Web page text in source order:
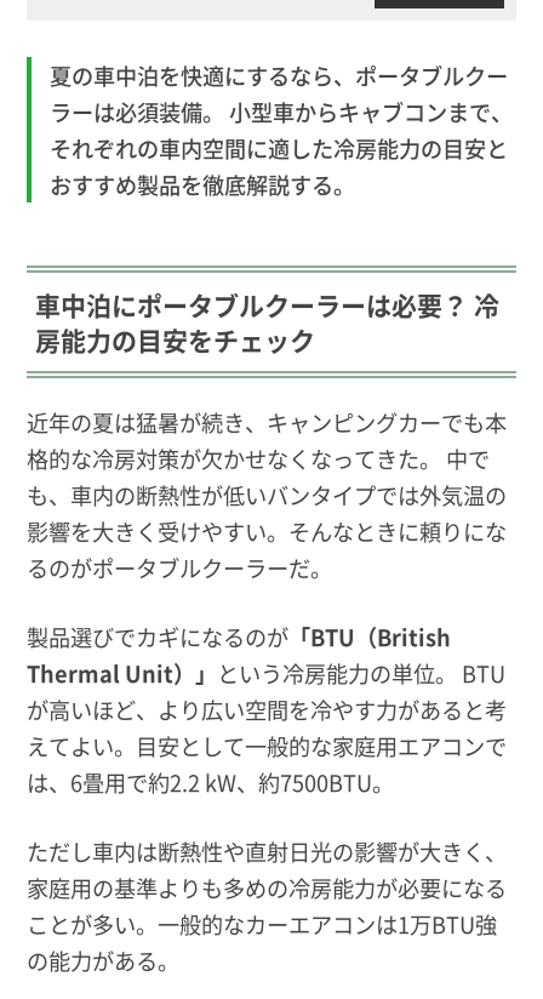
夏の車中泊を快適にするなら、ポータブルクー
ラーは必須装備。 小型車からキャブコンまで、
それぞれの車内空間に適した冷房能力の目安と
おすすめ製品を徹底解説する。
車中泊にポータブルクーラーは必要？ 冷
房能力の目安をチェック
近年の夏は猛暑が続き、キャンピングカーでも本
格的な冷房対策が欠かせなくなってきた。 中で
も、車内の断熱性が低いバンタイプでは外気温の
影響を大きく受けやすい。そんなときに頼りにな
るのがポータブルクーラーだ。
製品選びでカギになるのが 「BTU（British
Thermal Unit）」 という冷房能力の単位。 BTU
が高いほど、より広い空間を冷やす力があると考
えてよい。目安として一般的な家庭用エアコンで
は、6畳用で約2.2 kW、約7500BTU。
ただし車内は断熱性や直射日光の影響が大きく、
家庭用の基準よりも多めの冷房能力が必要になる
ことが多い。一般的なカーエアコンは1万BTU強
の能力がある。